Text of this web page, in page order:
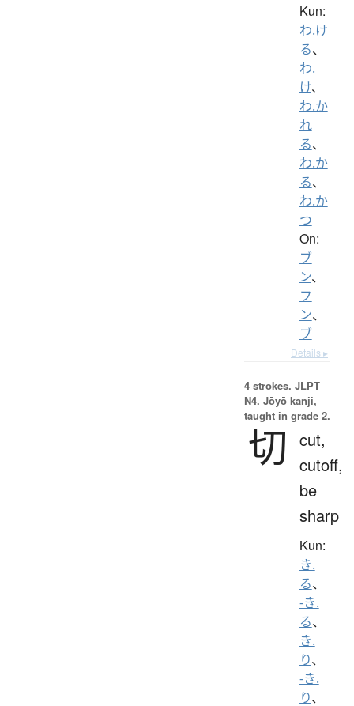
Kun:
わ.け
る、
わ.
け、
わ.か
れ
る、
わ.か
る、
わ.か
つ
On:
ブ
ン、
フ
ン、
ブ
Details ▸
4 strokes. JLPT
N4. Jōyō kanji,
taught in grade 2.
切
cut,
cutoff,
be
sharp
Kun:
き.
る、
-き.
る、
き.
り、
-き.
り、